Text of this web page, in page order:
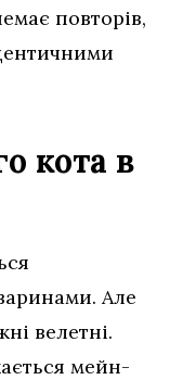
повторів,
кота в
Але
велетні.
мейн-